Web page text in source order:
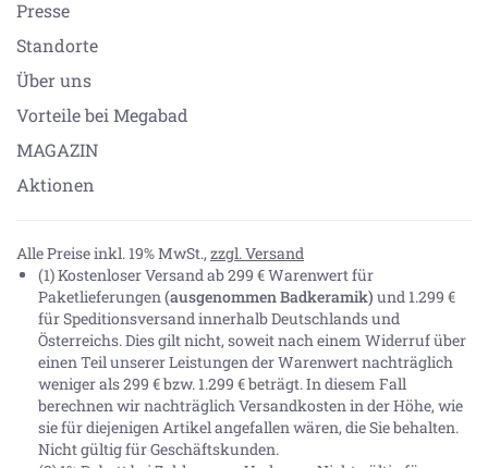
Presse
Standorte
Über uns
Vorteile bei Megabad
MAGAZIN
Aktionen
Alle Preise inkl. 19% MwSt., zzgl. Versand
(1) Kostenloser Versand ab 299 € Warenwert für
Paketlieferungen(ausgenommen Badkeramik) und 1.299 €
für Speditionsversand innerhalb Deutschlands und
Österreichs. Dies gilt nicht, soweit nach einem Widerruf über
einen Teil unserer Leistungen der Warenwert nachträglich
weniger als 299 € bzw. 1.299 € beträgt. In diesem Fall
berechnen wir nachträglich Versandkosten in der Höhe, wie
sie für diejenigen Artikel angefallen wären, die Sie behalten.
Nicht gültig für Geschäftskunden.